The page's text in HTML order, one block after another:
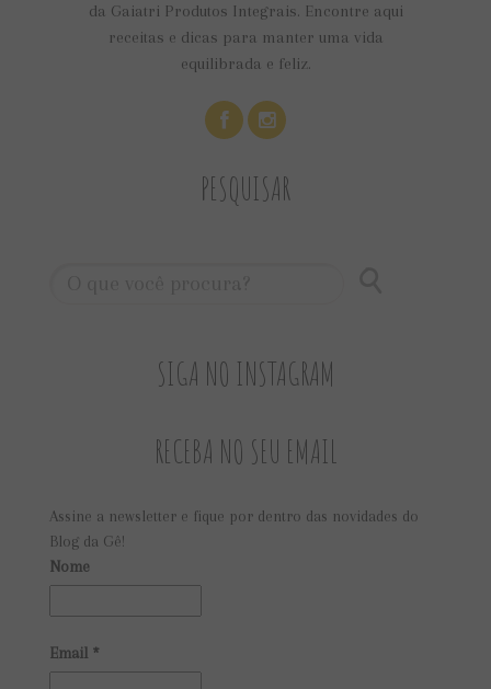
da Gaiatri Produtos Integrais. Encontre aqui
receitas e dicas para manter uma vida
equilibrada e feliz.
PESQUISAR
SIGA NO INSTAGRAM
RECEBA NO SEU EMAIL
Assine a newsletter e fique por dentro das novidades do
Blog da Gê!
Nome
Email *